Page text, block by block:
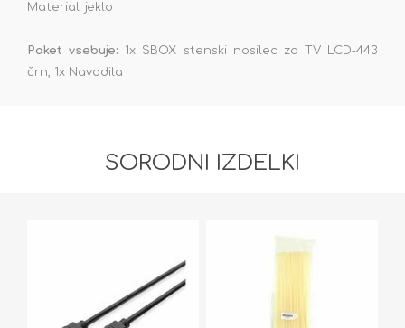
Material: jeklo
Paket vsebuje: 1x SBOX stenski nosilec za TV LCD-443
črn, 1x Navodila
SORODNI IZDELKI